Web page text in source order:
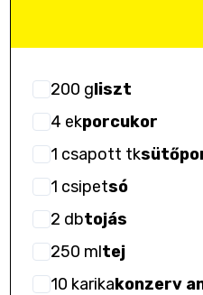
200 gliszt
4 ekporcukor
1 csapott tk
1 csipetsó
2 dbtojás
250 mltej
10 karikakonzerv